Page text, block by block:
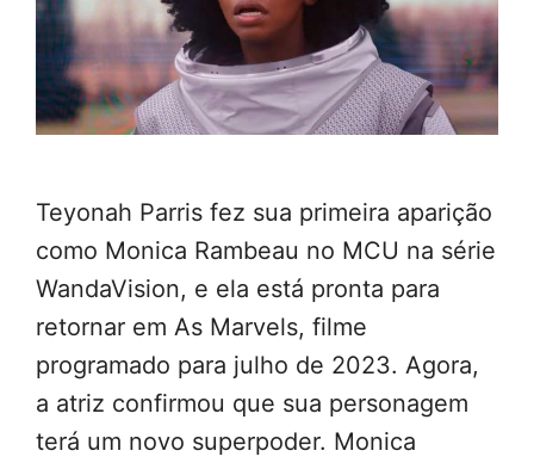
Teyonah Parris fez sua primeira aparição
como Monica Rambeau no MCU na série
WandaVision, e ela está pronta para
retornar em As Marvels, filme
programado para julho de 2023. Agora,
a atriz confirmou que sua personagem
terá um novo superpoder. Monica